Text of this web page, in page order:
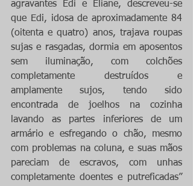
agravantes Edi e Eliane, descreveu-se
que Edi, idosa de aproximadamente 84
(oitenta e quatro) anos, trajava roupas
sujas e rasgadas, dormia em aposentos
sem iluminação, com colchões
completamente destruídos e
amplamente sujos, tendo sido
encontrada de joelhos na cozinha
lavando as partes inferiores de um
armário e esfregando o chão, mesmo
com problemas na coluna, e suas mãos
pareciam de escravos, com unhas
completamente doentes e putreficadas”